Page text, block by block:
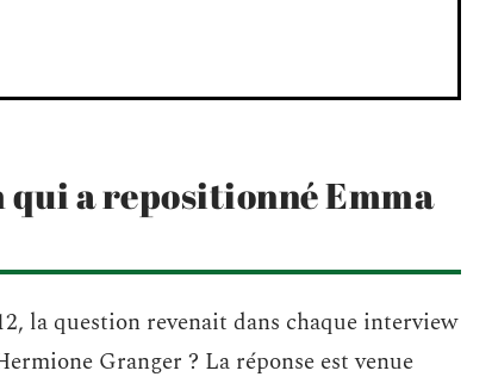
a repositionné Emma
la question revenait dans chaque interview
Granger ? La réponse est venue